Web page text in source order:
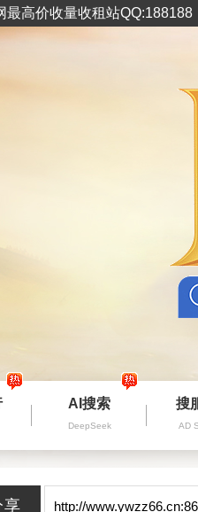
最高价收量收租站
AI搜索
DeepSeek
搜
AD